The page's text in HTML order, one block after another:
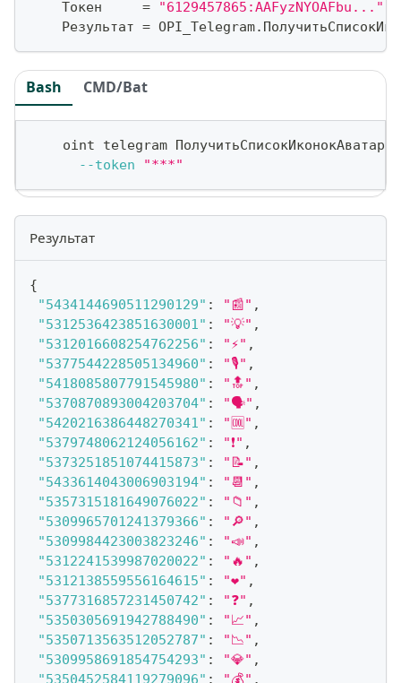
    Токен
= "6129457865:AAFyzNYOAFbu..."
    Результат
= OPI_Telegram.
Bash CMD/Bat
oint telegram
--token
"***"
Результат
{
"5434144690511290129" : "📰" ,
"5312536423851630001" : "💡" ,
"5312016608254762256" : "⚡️" ,
"5377544228505134960" : "🎙" ,
"5418085807791545980" : "🔝" ,
"5370870893004203704" : "🗣" ,
"5420216386448270341" : "🆒" ,
"5379748062124056162" : "❗️" ,
"5373251851074415873" : "📝" ,
"5433614043006903194" : "📆" ,
"5357315181649076022" : "📁" ,
"5309965701241379366" : "🔎" ,
"5309984423003823246" : "📣" ,
"5312241539987020022" : "🔥" ,
"5312138559556164615" : "❤️" ,
"5377316857231450742" : "❓" ,
"5350305691942788490" : "📈" ,
"5350713563512052787" : "📉" ,
"5309958691854754293" : "💎" ,
"5350452584119279096" : "💰" ,